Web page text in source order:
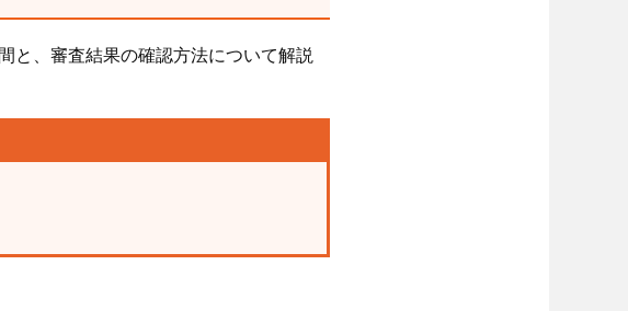
と、審査結果の確認方法について解説